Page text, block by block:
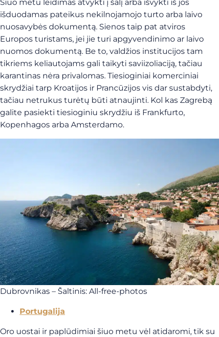
Šiuo metu leidimas atvykti į šalį arba išvykti iš jos
išduodamas pateikus nekilnojamojo turto arba laivo
nuosavybės dokumentą. Sienos taip pat atviros
Europos turistams, jei jie turi apgyvendinimo ar laivo
nuomos dokumentą. Be to, valdžios institucijos tam
tikriems keliautojams gali taikyti saviizoliaciją, tačiau
karantinas nėra privalomas. Tiesioginiai komerciniai
skrydžiai tarp Kroatijos ir Prancūzijos vis dar sustabdyti,
tačiau netrukus turėtų būti atnaujinti. Kol kas Zagrebą
galite pasiekti tiesioginiu skrydžiu iš Frankfurto,
Kopenhagos arba Amsterdamo.
Dubrovnikas – Šaltinis: All-free-photos
Portugalija
Oro uostai ir paplūdimiai šiuo metu vėl atidaromi, tik su